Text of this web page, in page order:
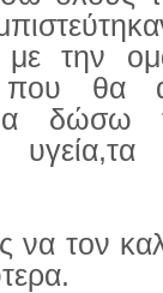
με την
που θα
να
να τον